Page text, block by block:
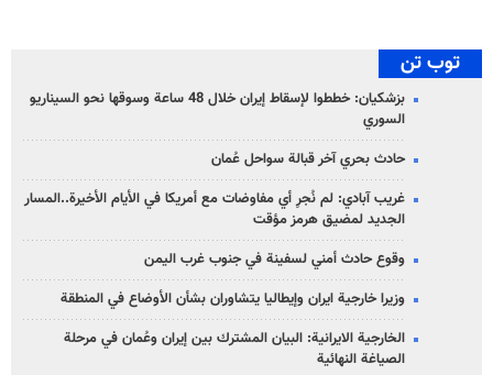
توب تن
بزشكيان: خططوا لإسقاط إيران خلال 48 ساعة وسوقها نحو السيناريو
السوري
حادث بحري آخر قبالة سواحل عُمان
غريب آبادي: لم نُجرِ أي مفاوضات مع أمريكا في الأيام الأخيرة..المسار
الجديد لمضيق هرمز مؤقت
وقوع حادث أمني لسفينة في جنوب غرب اليمن
وزيرا خارجية ايران وإيطاليا يتشاوران بشأن الأوضاع في المنطقة
الخارجية الايرانية: البيان المشترك بين إيران وعُمان في مرحلة
الصياغة النهائية